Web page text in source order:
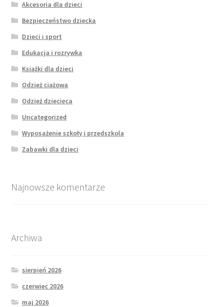
Akcesoria dla dzieci
Bezpieczeństwo dziecka
Dzieci i sport
Edukacja i rozrywka
Książki dla dzieci
Odzież ciążowa
Odzież dziecięca
Uncategorized
Wyposażenie szkoły i przedszkola
Zabawki dla dzieci
Najnowsze komentarze
Archiwa
sierpień 2026
czerwiec 2026
maj 2026